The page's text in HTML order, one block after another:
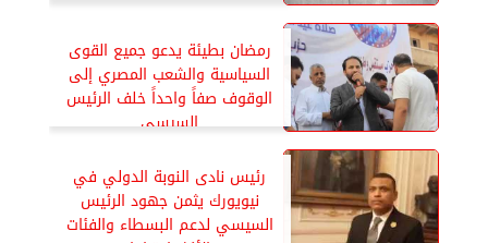
رمضان بطيئة يدعو جميع القوى
السياسية والشعب المصري إلى
الوقوف صفاً واحداً خلف الرئيس
السيسي
رئيس نادى النوبة الدولي في
نيويورك يثمن جهود الرئيس
السيسي لدعم البسطاء والفئات